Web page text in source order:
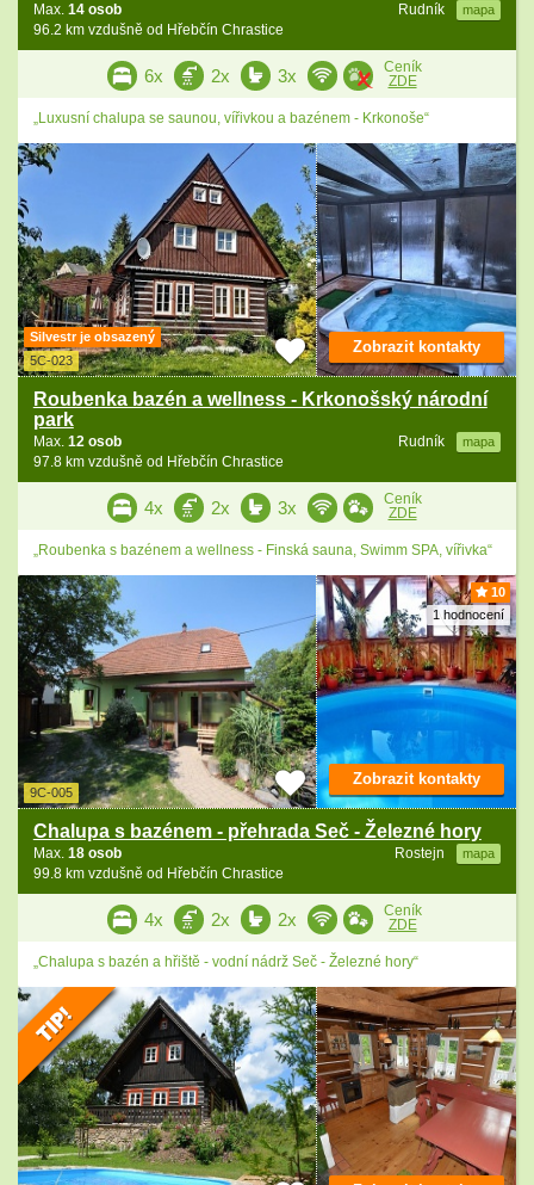
Rudník mapa
Max. 14 osob
96.2 km vzdušně od Hřebčín Chrastice
6x 2x 3x
Ceník
ZDE
„Luxusní chalupa se saunou, vířivkou a bazénem - Krkonoše“
Silvestr je obsazený
5C-023
Roubenka bazén a wellness - Krkonošský národní
park
Rudník mapa
Max. 12 osob
97.8 km vzdušně od Hřebčín Chrastice
Zobrazit kontakty
4x 2x 3x
Ceník
ZDE
„Roubenka s bazénem a wellness - Finská sauna, Swimm SPA, vířivka“
10
1 hodnocení
9C-005
Chalupa s bazénem - přehrada Seč - Železné hory
Rostejn mapa
Max. 18 osob
99.8 km vzdušně od Hřebčín Chrastice
Zobrazit kontakty
4x 2x 2x
Ceník
ZDE
„Chalupa s bazén a hřiště - vodní nádrž Seč - Železné hory“